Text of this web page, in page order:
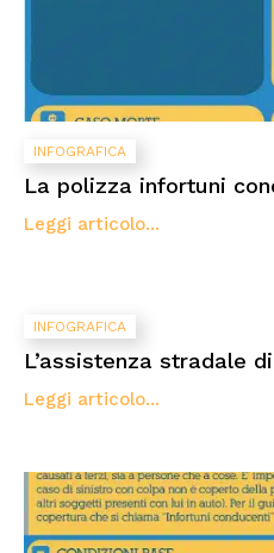
INFOGRAFICA
La polizza infortuni
Leggi articolo...
INFOGRAFICA
L’assistenza stradale
Leggi articolo...